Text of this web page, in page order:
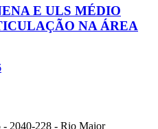
E ULS MÉDIO
NA ÁREA
- 2040-228 - Rio Maior